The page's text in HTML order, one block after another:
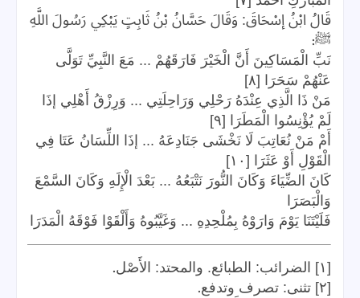
قَالُ ابْنُ إسْحَاقَ: وَقَالَ حَسَّانُ بْنُ ثَابِتٍ يَبْكِي رَسُولَ اللَّهِ
ﷺ:
نَبِّ الْمَسَاكِينَ أَنَّ الْخَيْرَ فَارَقَهُمْ ... مَعَ النَّبِيِّ تَوَلَّى
عَنْهُمْ سَحَرَا [٨]
مَنْ ذَا الَّذِي عِنْدَهُ رَحْلِي وَرَاحِلَتِي ... وَرِزْقُ أَهْلِي إذَا
لَمْ يُؤْنِسُوا الْمَطَرَا [٩]
أَمْ مَنْ نُعَاتِبَ لَا نَخْشَى جَنَادِعَهُ ... إذَا اللِّسَانُ عَتَا فِي
الْقَوْلِ أَوْ عَثَرَا [١٠]
كَانَ الضِّيَاءَ وَكَانَ النُّورَ نَتْبَعُهُ ... بَعْدَ الْإِلَهِ وَكَانَ السَّمْعَ
وَالْبَصَرَا
فَلَيْتَنَا يَوْمَ وَارَوْهُ بِمُلْحِدِهِ ... وَغَيَّبُوهُ وَأَلْقَوْا فَوْقَهُ الْمَدَرَا
[١] الضرائب: الطبائع. والمحتد: الأَصْل .
[٢] تثنى: تصرف وتدفع .